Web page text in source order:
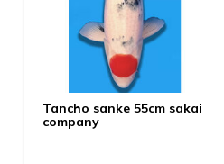
Tancho sanke 55cm sakai
company